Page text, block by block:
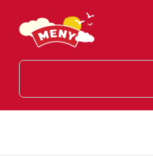
Hopp til hovedinnhold